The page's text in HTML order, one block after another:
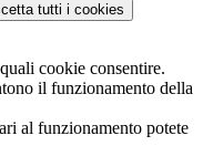
tutti i cookies
cookie consentire.
il funzionamento della
al funzionamento potete